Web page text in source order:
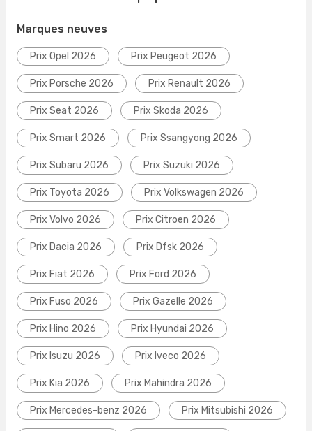
Marques neuves
Prix Opel 2026 Prix Peugeot 2026
Prix Porsche 2026 Prix Renault 2026
Prix Seat 2026 Prix Skoda 2026
Prix Smart 2026 Prix Ssangyong 2026
Prix Subaru 2026 Prix Suzuki 2026
Prix Toyota 2026 Prix Volkswagen 2026
Prix Volvo 2026 Prix Citroen 2026
Prix Dacia 2026 Prix Dfsk 2026
Prix Fiat 2026 Prix Ford 2026
Prix Fuso 2026 Prix Gazelle 2026
Prix Hino 2026 Prix Hyundai 2026
Prix Isuzu 2026 Prix Iveco 2026
Prix Kia 2026 Prix Mahindra 2026
Prix Mercedes-benz 2026 Prix Mitsubishi 2026